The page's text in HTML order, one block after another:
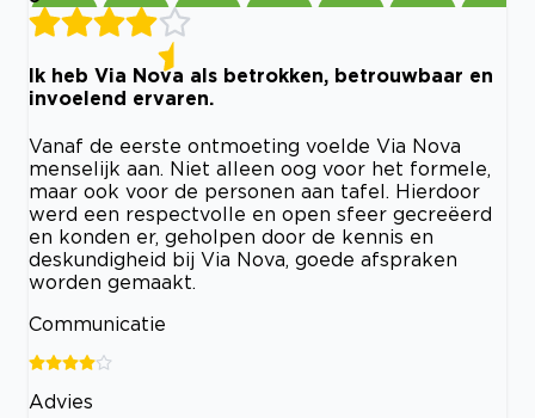
Ik heb Via Nova als betrokken, betrouwbaar en
invoelend ervaren.
Vanaf de eerste ontmoeting voelde Via Nova
menselijk aan. Niet alleen oog voor het formele,
maar ook voor de personen aan tafel. Hierdoor
werd een respectvolle en open sfeer gecreëerd
en konden er, geholpen door de kennis en
deskundigheid bij Via Nova, goede afspraken
worden gemaakt.
Communicatie
Advies